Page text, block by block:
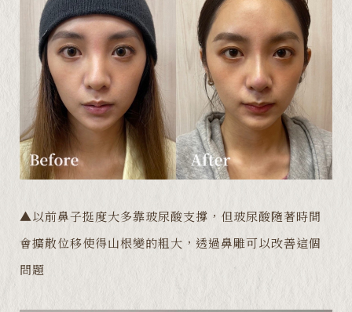
▲以前鼻子挺度大多靠玻尿酸支撐，但玻尿酸隨著時間
會擴散位移使得山根變的粗大，透過鼻雕可以改善這個
問題